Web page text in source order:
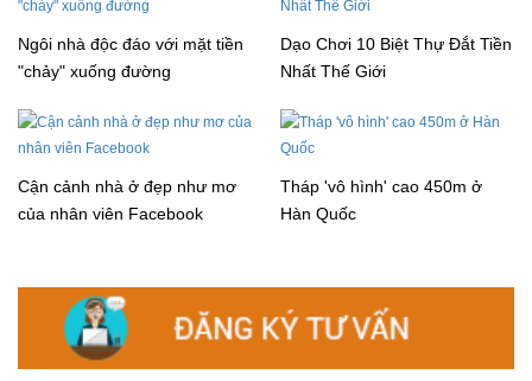
Ngôi nhà độc đáo với mặt tiền
"chảy" xuống đường
Dạo Chơi 10 Biệt Thự Đắt Tiền
Nhất Thế Giới
Cận cảnh nhà ở đẹp như mơ
của nhân viên Facebook
Tháp 'vô hình' cao 450m ở
Hàn Quốc